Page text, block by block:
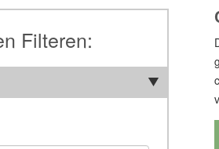
Filteren: